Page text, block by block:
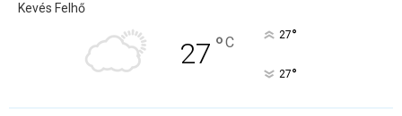
Kevés Felhő
27 °C 27°
27°